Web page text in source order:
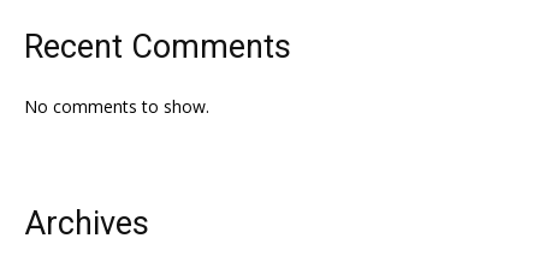
Recent Comments
No comments to show.
Archives